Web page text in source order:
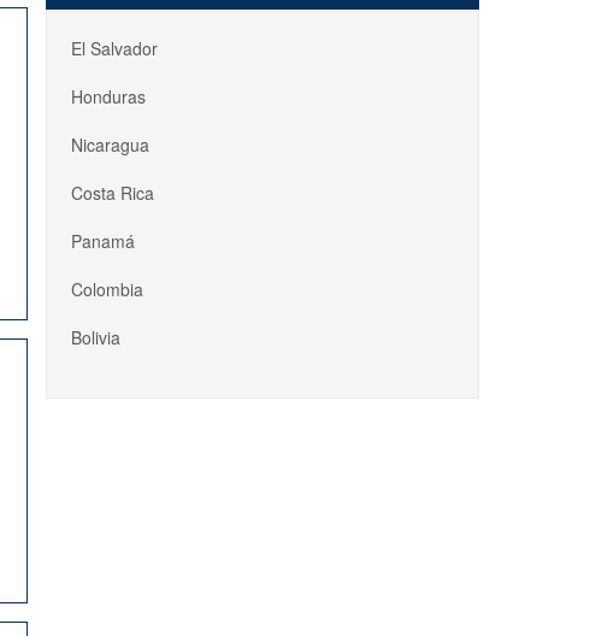
El Salvador
Honduras
Nicaragua
Costa Rica
Panamá
Colombia
Bolivia